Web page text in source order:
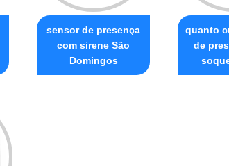
sensor de presença
com sirene São
Domingos
quanto
de